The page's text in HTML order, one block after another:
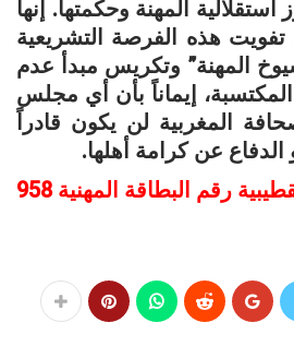
استقلالية المهنة وحكمتها. إنها
تفويت هذه الفرصة التشريعية
المهنة” وتكريس مبدأ عدم
إيماناً بأن أي مجلس
المغربية لن يكون قادراً
الدفاع عن كرامة أهلها.
رقم البطاقة المهنية 958